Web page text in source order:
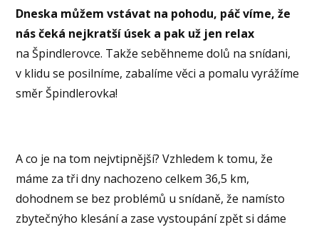
Dneska můžem vstávat na pohodu, páč víme, že
nás čeká nejkratší úsek a pak už jen relax
na Špindlerovce. Takže seběhneme dolů na snídani,
v klidu se posilníme, zabalíme věci a pomalu vyrážíme
směr Špindlerovka!
A co je na tom nejvtipnější? Vzhledem k tomu, že
máme za tři dny nachozeno celkem 36,5 km,
dohodnem se bez problémů u snídaně, že namísto
zbytečnýho klesání a zase vystoupání zpět si dáme